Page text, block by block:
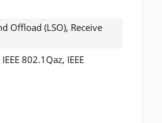
Offload (LSO), Receive
802.1Qaz, IEEE